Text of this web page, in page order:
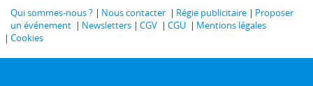
Qui sommes-nous ? Nous contacter Régie publicitaire
Proposer
un événement
Newsletters CGV CGU
Mentions légales
Cookies